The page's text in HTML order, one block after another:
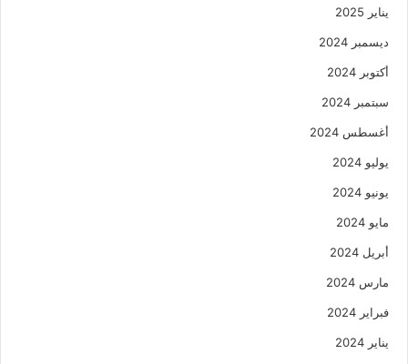
يناير 2025
ديسمبر 2024
أكتوبر 2024
سبتمبر 2024
أغسطس 2024
يوليو 2024
يونيو 2024
مايو 2024
أبريل 2024
مارس 2024
فبراير 2024
يناير 2024